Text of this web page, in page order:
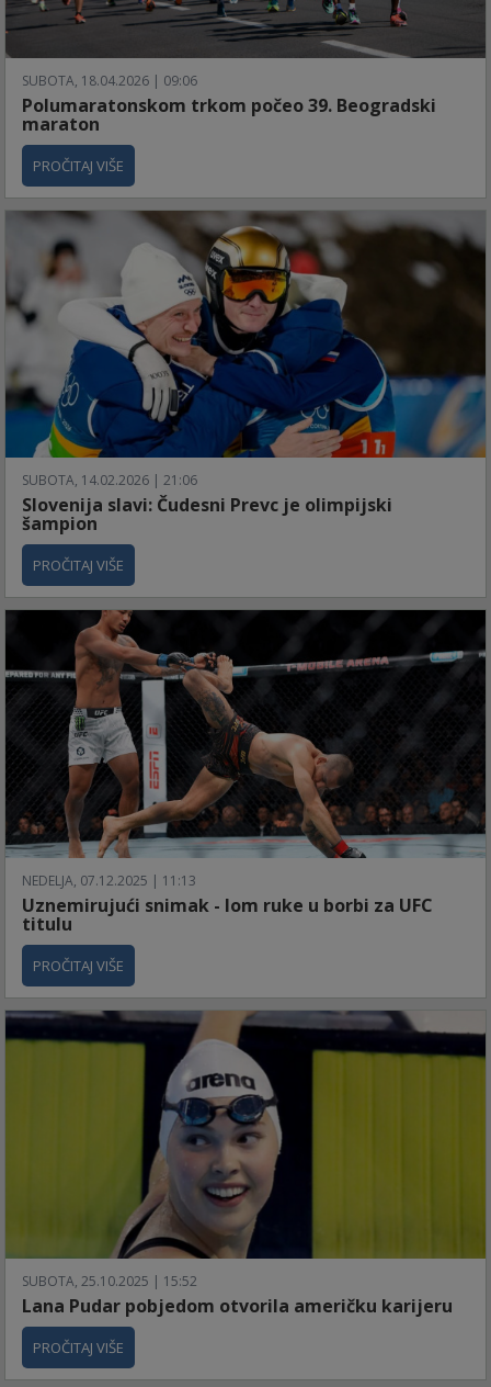
SUBOTA, 18.04.2026 | 09:06
Polumaratonskom trkom počeo 39. Beogradski
maraton
PROČITAJ VIŠE
SUBOTA, 14.02.2026 | 21:06
Slovenija slavi: Čudesni Prevc je olimpijski
šampion
PROČITAJ VIŠE
NEDELJA, 07.12.2025 | 11:13
Uznemirujući snimak - lom ruke u borbi za UFC
titulu
PROČITAJ VIŠE
SUBOTA, 25.10.2025 | 15:52
Lana Pudar pobjedom otvorila američku karijeru
PROČITAJ VIŠE